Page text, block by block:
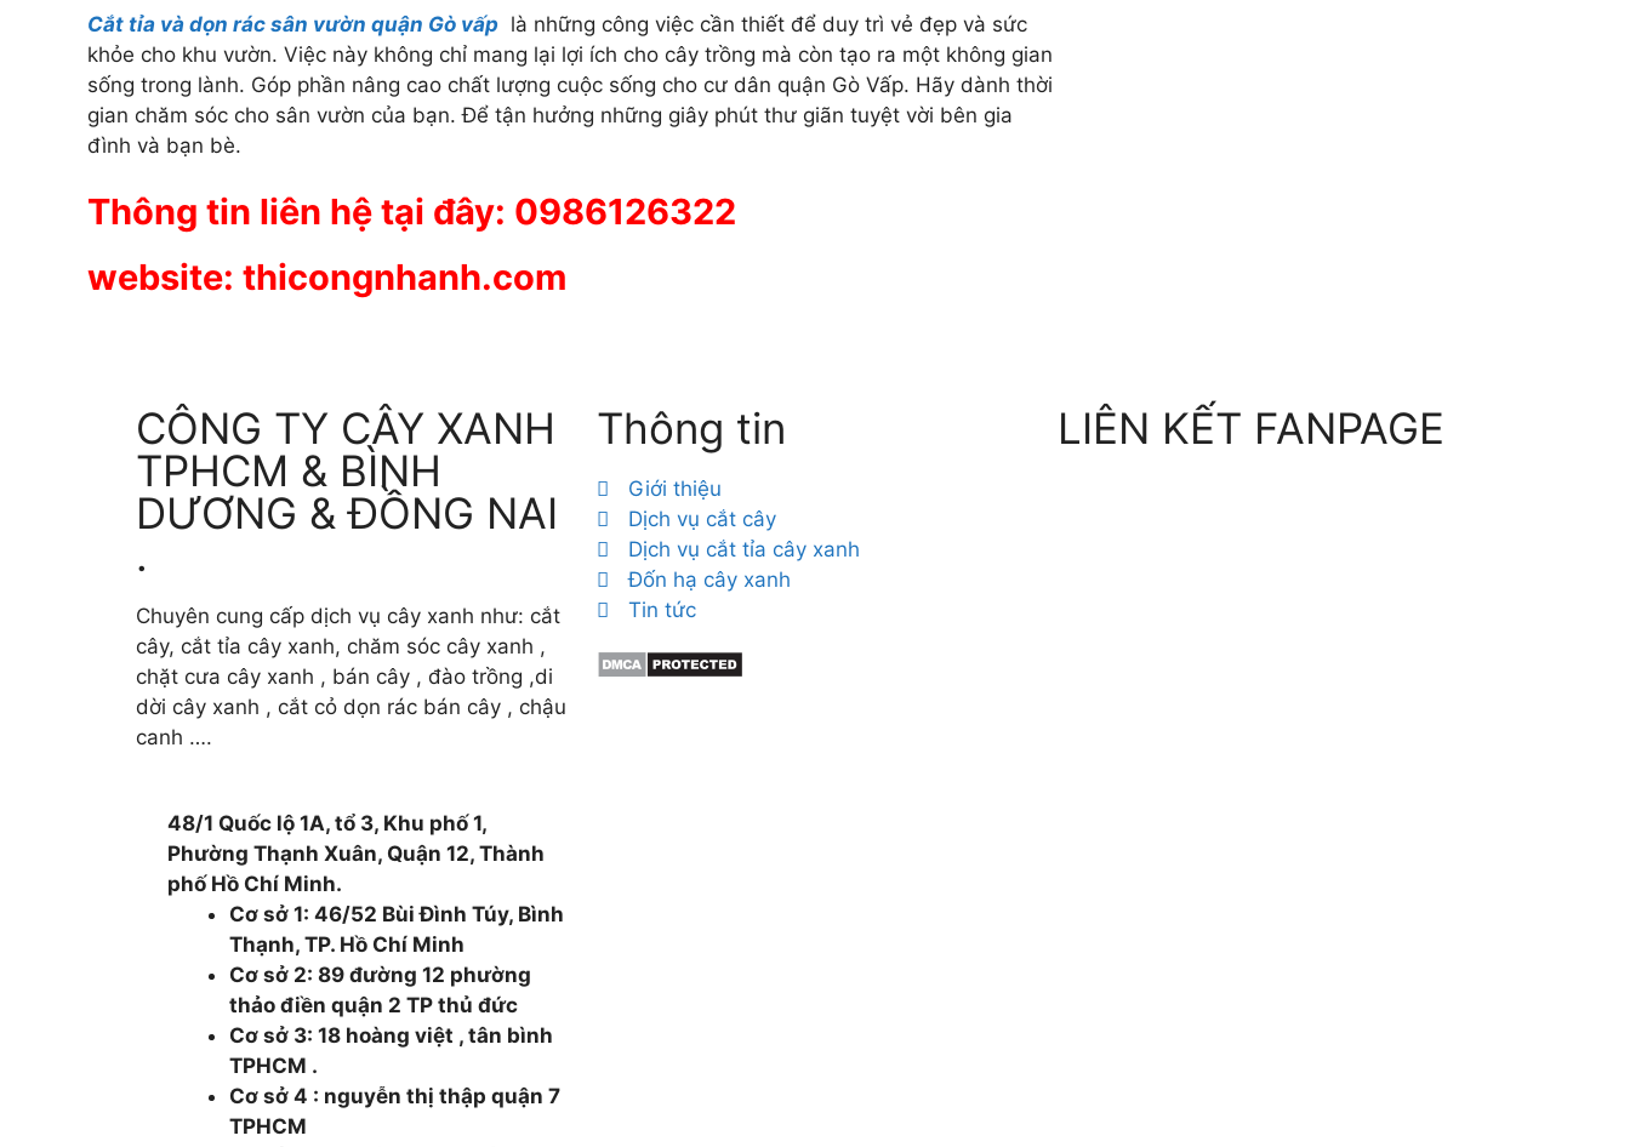
Cắt tỉa và dọn rác sân vườn quận Gò vấp là những công việc cần thiết để duy trì vẻ đẹp và sức
khỏe cho khu vườn. Việc này không chỉ mang lại lợi ích cho cây trồng mà còn tạo ra một không gian
sống trong lành. Góp phần nâng cao chất lượng cuộc sống cho cư dân quận Gò Vấp. Hãy dành thời
gian chăm sóc cho sân vườn của bạn. Để tận hưởng những giây phút thư giãn tuyệt vời bên gia
đình và bạn bè.
Thông tin liên hệ tại đây: 0986126322
website: thicongnhanh.com
CÔNG TY CÂY XANH
TPHCM & BÌNH
DƯƠNG & ĐỒNG NAI
.
Chuyên cung cấp dịch vụ cây xanh như: cắt
cây, cắt tỉa cây xanh, chăm sóc cây xanh ,
chặt cưa cây xanh , bán cây , đào trồng ,di
dời cây xanh , cắt cỏ dọn rác bán cây , chậu
canh ….
48/1 Quốc lộ 1A, tổ 3, Khu phố 1,
Phường Thạnh Xuân, Quận 12, Thành
phố Hồ Chí Minh.
Cơ sở 1: 46/52 Bùi Đình Túy, Bình
Thạnh, TP. Hồ Chí Minh
Cơ sở 2: 89 đường 12 phường
thảo điền quận 2 TP thủ đức
Cơ sở 3: 18 hoàng việt , tân bình
TPHCM .
Cơ sở 4 : nguyễn thị thập quận 7
TPHCM
Thông tin
Giới thiệu
Dịch vụ cắt cây
Dịch vụ cắt tỉa cây xanh
Đốn hạ cây xanh
Tin tức
LIÊN KẾT FANPAGE